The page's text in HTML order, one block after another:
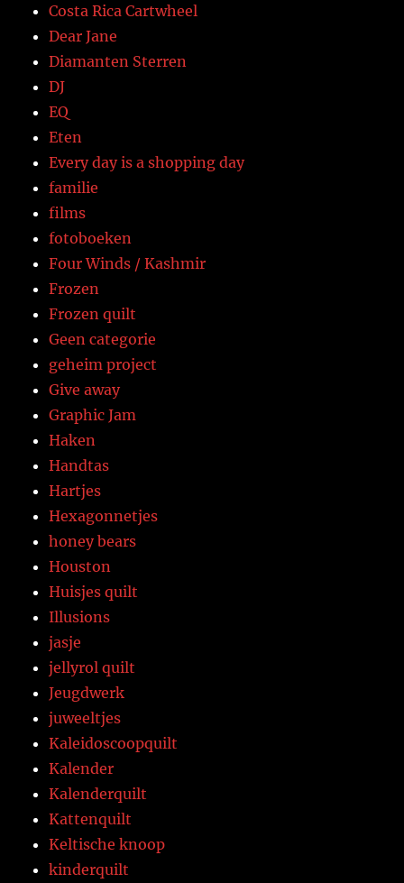
Costa Rica Cartwheel
Dear Jane
Diamanten Sterren
DJ
EQ
Eten
Every day is a shopping day
familie
films
fotoboeken
Four Winds / Kashmir
Frozen
Frozen quilt
Geen categorie
geheim project
Give away
Graphic Jam
Haken
Handtas
Hartjes
Hexagonnetjes
honey bears
Houston
Huisjes quilt
Illusions
jasje
jellyrol quilt
Jeugdwerk
juweeltjes
Kaleidoscoopquilt
Kalender
Kalenderquilt
Kattenquilt
Keltische knoop
kinderquilt